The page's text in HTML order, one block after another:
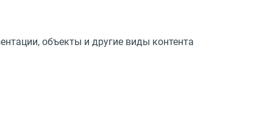
объекты и другие виды контента